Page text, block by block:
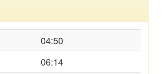
04:50
06:14